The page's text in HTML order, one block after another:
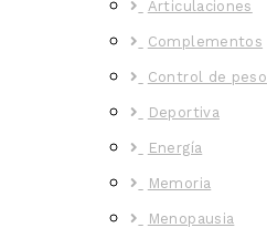
Articulaciones
Complementos
Control de peso
Deportiva
Energía
Memoria
Menopausia